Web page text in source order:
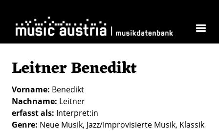
Leitner Benedikt
Vorname Benedikt
Nachname Leitner
erfasst als Interpret:in
Genre Neue Musik Jazz/Improvisierte Musik Klassik